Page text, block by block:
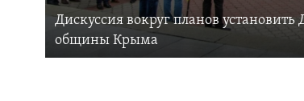
Дискуссия вокруг планов
общины Крыма